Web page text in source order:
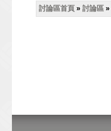
討論區首頁 » 討論區 »